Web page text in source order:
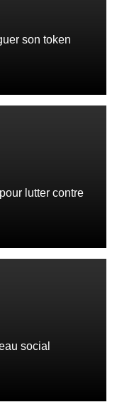
son token
lutter contre
social